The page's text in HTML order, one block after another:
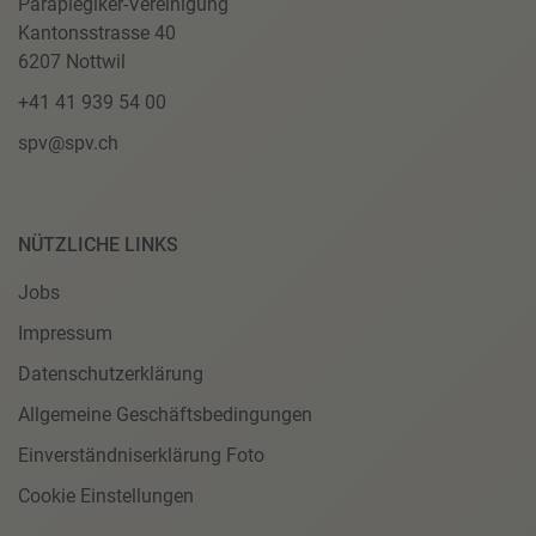
Kantonsstrasse 40
6207 Nottwil
+41 41 939 54 00
spv@spv.ch
NÜTZLICHE LINKS
Jobs
Impressum
Datenschutzerklärung
Allgemeine Geschäftsbedingungen
Einverständniserklärung Foto
Cookie Einstellungen